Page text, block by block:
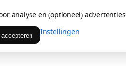
analyse en (optioneel)
Instellingen